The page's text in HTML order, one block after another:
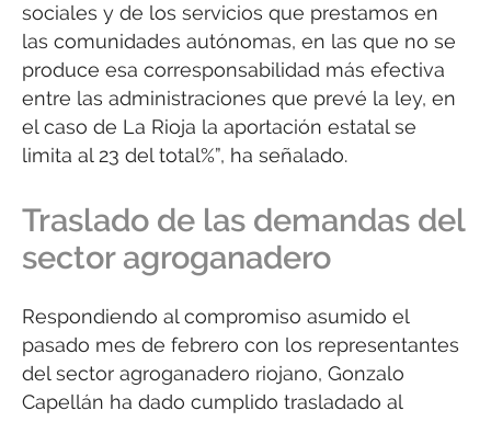
sociales y de los servicios que prestamos en
las comunidades autónomas, en las que no se
produce esa corresponsabilidad más efectiva
entre las administraciones que prevé la ley, en
el caso de La Rioja la aportación estatal se
limita al 23 del total%”, ha señalado.
Traslado de las demandas del
sector agroganadero
Respondiendo al compromiso asumido el
pasado mes de febrero con los representantes
del sector agroganadero riojano, Gonzalo
Capellán ha dado cumplido trasladado al